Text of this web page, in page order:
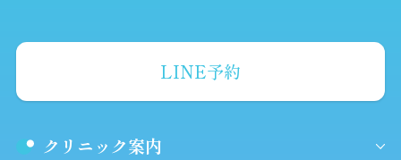
LINE予約
クリニック案内